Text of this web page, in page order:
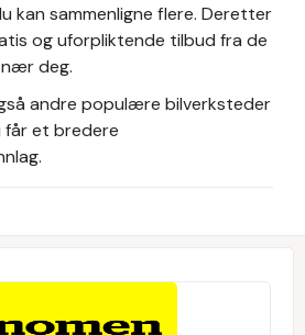
kan sammenligne flere. Deretter
og uforpliktende tilbud fra de
deg.
andre populære bilverksteder
får et bredere